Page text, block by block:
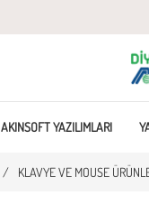
AKINSOFT YAZILIMLARI
/ KLAVYE VE MOUSE